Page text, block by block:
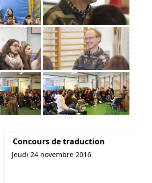
Concours de traduction
Jeudi 24 novembre 2016